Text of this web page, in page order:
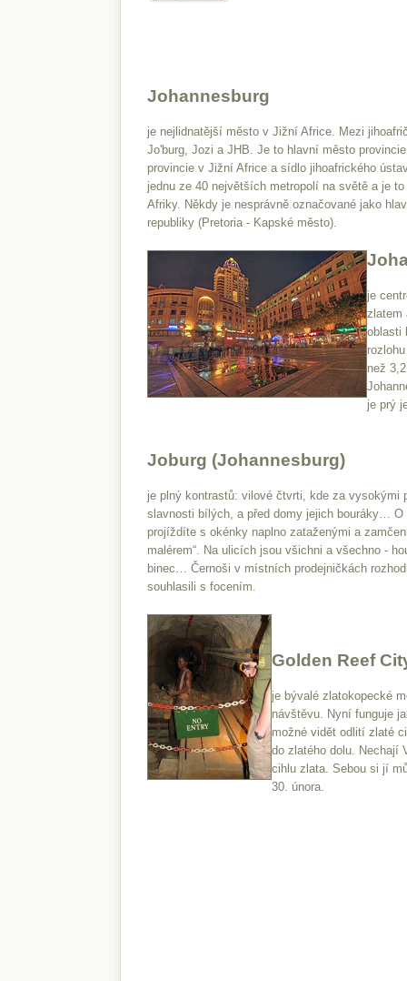
Johannesburg
je nejlidnatější město v Jižní Africe. Mezi
Jo'burg, Jozi a JHB. Je to hlavní město
provincie v Jižní Africe a sídlo jihoafrického
jednu ze 40 největších metropolí na světě a je
Afriky. Někdy je nesprávně označované jako
republiky (Pretoria - Kapské město).
je
zlatem
oblasti
než
je prý
Joburg (Johannesburg)
je plný kontrastů: vilové čtvrti, kde za vysokými
slavnosti bílých, a před domy jejich bouráky… O
projíždíte s okénky naplno zataženými a
malérem“. Na ulicích jsou všichni a všechno -
binec… Černoši v místních prodejničkách
souhlasili s focením.
Golden Reef
je bývalé zlatokopecké
návštěvu. Nyní funguje
možné vidět odlití zlaté
do zlatého dolu. Nechají
cihlu zlata. Sebou si jí
30. února.